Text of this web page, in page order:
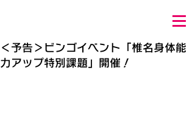
＜予告＞ビンゴイベント「椎名身体能
力アップ特別課題」開催！